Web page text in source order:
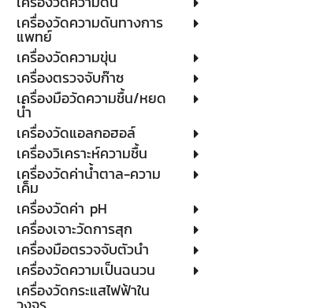
เครื่องวัดความดันทางการ
แพทย์
เครื่องวัดความขุ่น
เครื่องตรวจจับก๊าซ
เครื่องมือวัดความชื้น/หยด
น้ำ
เครื่องวัดแอลกอฮอล์
เครื่องวิเคราะห์ความชื้น
เครื่องวัดค่าน้ำตาล-ความ
เค็ม
เครื่องวัดค่า pH
เครื่องเจาะวัดการสุก
เครื่องมือตรวจจับตัวนำ
เครื่องวัดความเป็นฉนวน
เครื่องวัดกระแสไฟฟ้าใน